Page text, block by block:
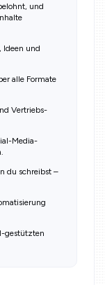
und
Ideen und
alle Formate
Vertriebs-
Media-
du schreibst –
gestützten